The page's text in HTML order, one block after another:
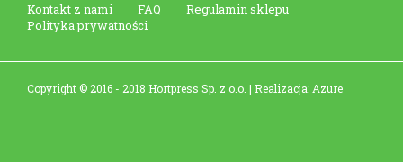
Kontakt z nami FAQ
Regulamin sklepu
Polityka prywatności
Copyright © 2016 - 2018 Hortpress Sp. z o.o. | Realizacja: Azure